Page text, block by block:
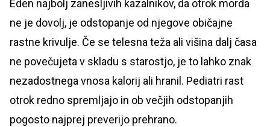
Eden najbolj zanesljivih kazalnikov, da otrok morda
ne je dovolj, je odstopanje od njegove običajne
rastne krivulje. Če se telesna teža ali višina dalj časa
ne povečujeta v skladu s starostjo, je to lahko znak
nezadostnega vnosa kalorij ali hranil. Pediatri rast
otrok redno spremljajo in ob večjih odstopanjih
pogosto najprej preverijo prehrano.